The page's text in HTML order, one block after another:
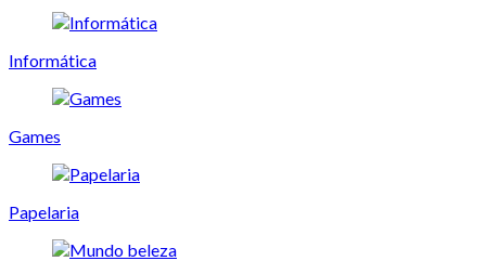
Informática
Games
Papelaria